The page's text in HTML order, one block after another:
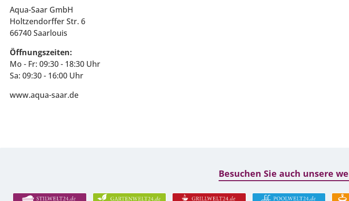
Aqua-Saar GmbH
Holtzendorffer Str. 6
66740 Saarlouis
Öffnungszeiten:
Mo - Fr: 09:30 - 18:30 Uhr
Sa: 09:30 - 16:00 Uhr
www.aqua-saar.de
Besuchen Sie auch unsere